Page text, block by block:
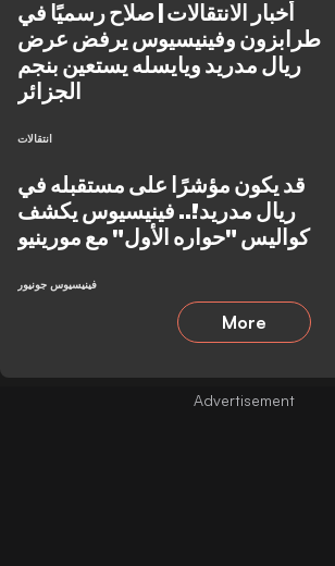
أخبار الانتقالات | صلاح رسميًا في
طرابزون وفينيسيوس يرفض عرض
ريال مدريد ويايسله يستعين بنجم
الجزائر
انتقالات
قد يكون مؤشرًا على مستقبله في
ريال مدريد!.. فينيسيوس يكشف
كواليس "حواره الأول" مع مورينيو
فينيسيوس جونيور
More